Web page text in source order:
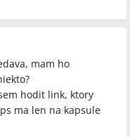
mam ho
hodit link, ktory
ma len na kapsule